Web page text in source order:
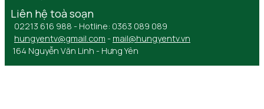
Liên hệ toà soạn
02213 616 988 - Hotline: 0363 089 089
hungyentv@gmail.com - mail@hungyentv.vn
164 Nguyễn Văn Linh - Hưng Yên